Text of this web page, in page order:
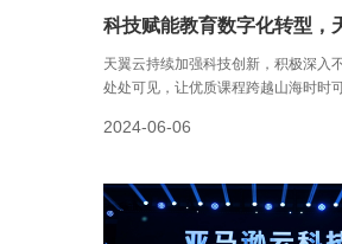
科技赋能教育数字化转型，
天翼云持续加强科技创新，积极深入
处处可见，让优质课程跨越山海时时可
2024-06-06